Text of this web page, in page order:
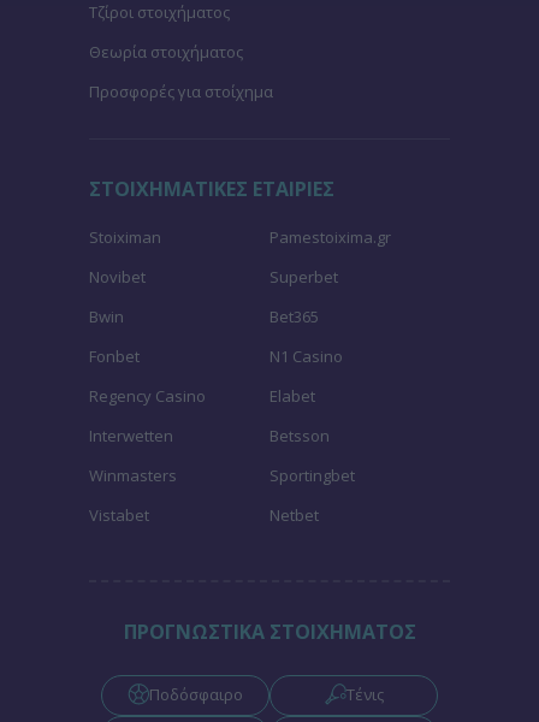
Τζίροι στοιχήματος
Θεωρία στοιχήματος
Προσφορές για στοίχημα
ΣΤΟΙΧΗΜΑΤΙΚΕΣ ΕΤΑΙΡΙΕΣ
Stoiximan
Pamestoixima.gr
Novibet
Superbet
Bwin
Bet365
Fonbet
N1 Casino
Regency Casino
Elabet
Interwetten
Betsson
Winmasters
Sportingbet
Vistabet
Netbet
ΠΡΟΓΝΩΣΤΙΚΑ ΣΤΟΙΧΗΜΑΤΟΣ
Ποδόσφαιρο Τένις